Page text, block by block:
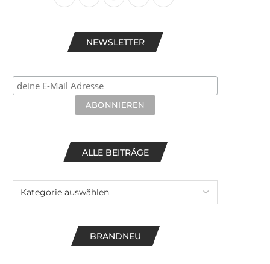
NEWSLETTER
ALLE BEITRÄGE
BRANDNEU